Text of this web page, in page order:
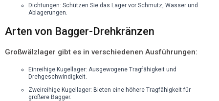
Dichtungen: Schützen Sie das Lager vor Schmutz, Wasser und
Ablagerungen.
Arten von Bagger-Drehkränzen
Großwälzlager gibt es in verschiedenen Ausführungen:
Einreihige Kugellager: Ausgewogene Tragfähigkeit und
Drehgeschwindigkeit.
Zweireihige Kugellager: Bieten eine höhere Tragfähigkeit für
größere Bagger.